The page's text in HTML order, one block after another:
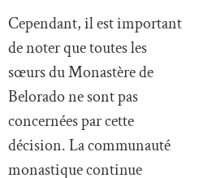
Cependant, il est important
de noter que toutes les
sœurs du Monastère de
Belorado ne sont pas
concernées par cette
décision. La communauté
monastique continue